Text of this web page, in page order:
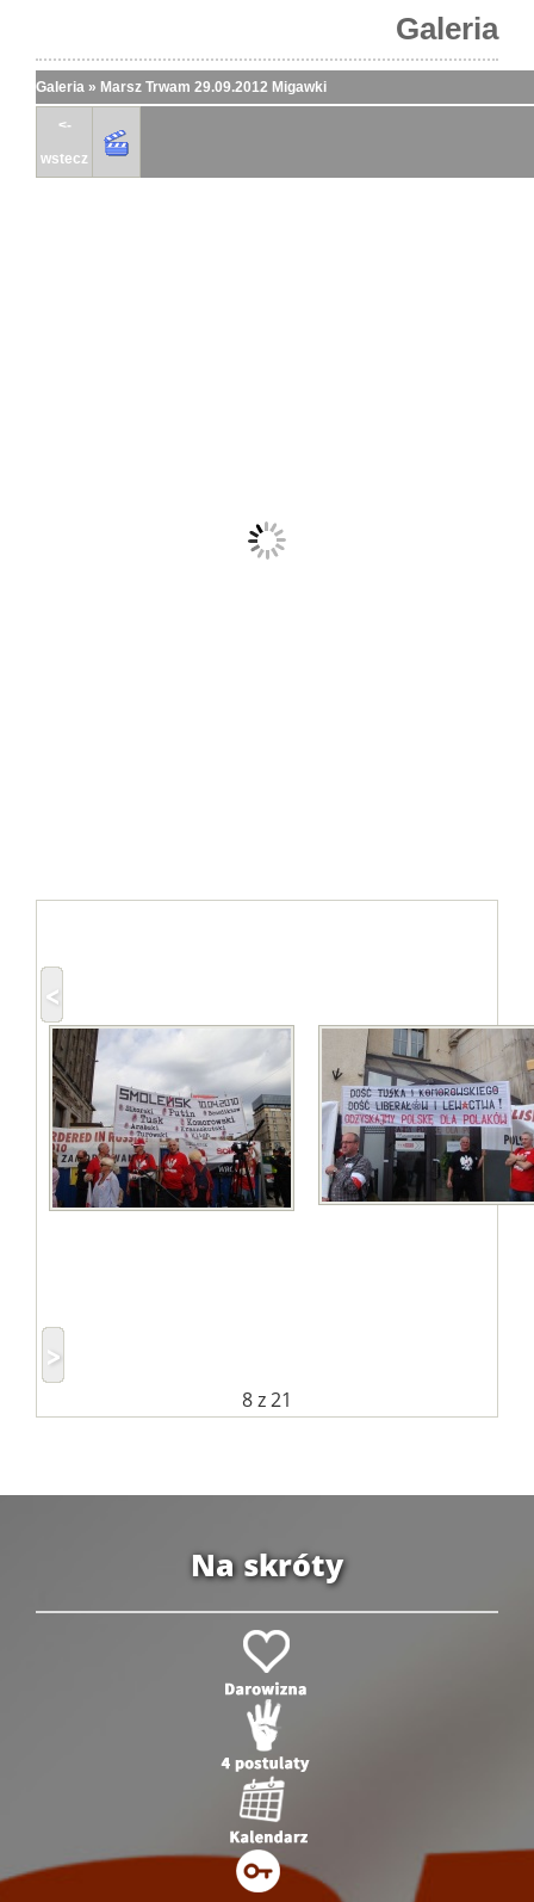
Galeria
Galeria » Marsz Trwam 29.09.2012 Migawki
<-
wstecz
8z 21
Na skróty